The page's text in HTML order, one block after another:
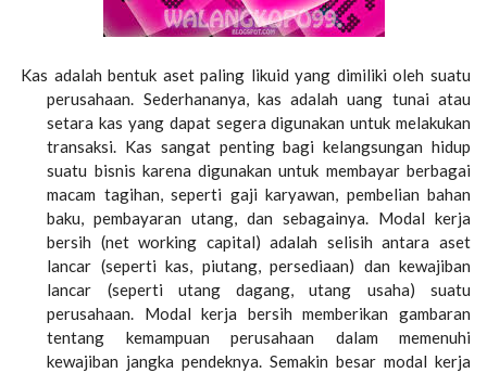
Kas adalah bentuk aset paling likuid yang dimiliki oleh suatu
perusahaan. Sederhananya, kas adalah uang tunai atau
setara kas yang dapat segera digunakan untuk melakukan
transaksi. Kas sangat penting bagi kelangsungan hidup
suatu bisnis karena digunakan untuk membayar berbagai
macam tagihan, seperti gaji karyawan, pembelian bahan
baku, pembayaran utang, dan sebagainya. Modal kerja
bersih (net working capital) adalah selisih antara aset
lancar (seperti kas, piutang, persediaan) dan kewajiban
lancar (seperti utang dagang, utang usaha) suatu
perusahaan. Modal kerja bersih memberikan gambaran
tentang kemampuan perusahaan dalam memenuhi
kewajiban jangka pendeknya. Semakin besar modal kerja